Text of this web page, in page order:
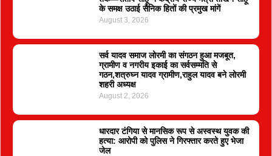
के समक्ष उठाई सैनिक हितों की प्रमुख मांगें
August 3, 2026
सर्व यादव समाज लोरमी का संगठन हुआ मजबूत,
ग्रामीण व नगरीय इकाई का सर्वसम्मति से
गठन,शत्रुघ्न यादव ग्रामीण,राहुल यादव बने लोरमी
शहरी अध्यक्ष
August 2, 2026
धारदार टंगिया से मानसिक रूप से अस्वस्थ युवक की
हत्या: आरोपी को पुलिस ने गिरफ्तार करते हुए भेजा
जेल